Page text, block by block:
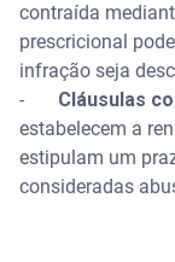
contraída
prescricional
infração seja
- Cláusulas
estabelecem a
estipulam um
consideradas